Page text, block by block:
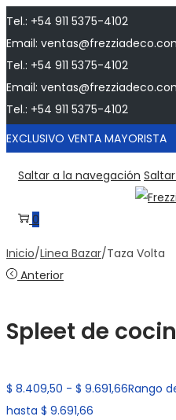
Tel.: +54 911 5375-4102
Email:
Tel.: +54 911 5375-4102
Email:
Tel.: +54 911 5375-4102
EXCLUSIVO VENTA MAYORISTA
Saltar a la navegación
0
Inicio/Linea Bazar/Taza Volta
Anterior
Spleet de
$ 8.409,50 - $ 9.691,66Rango
hasta $ 9.691,66